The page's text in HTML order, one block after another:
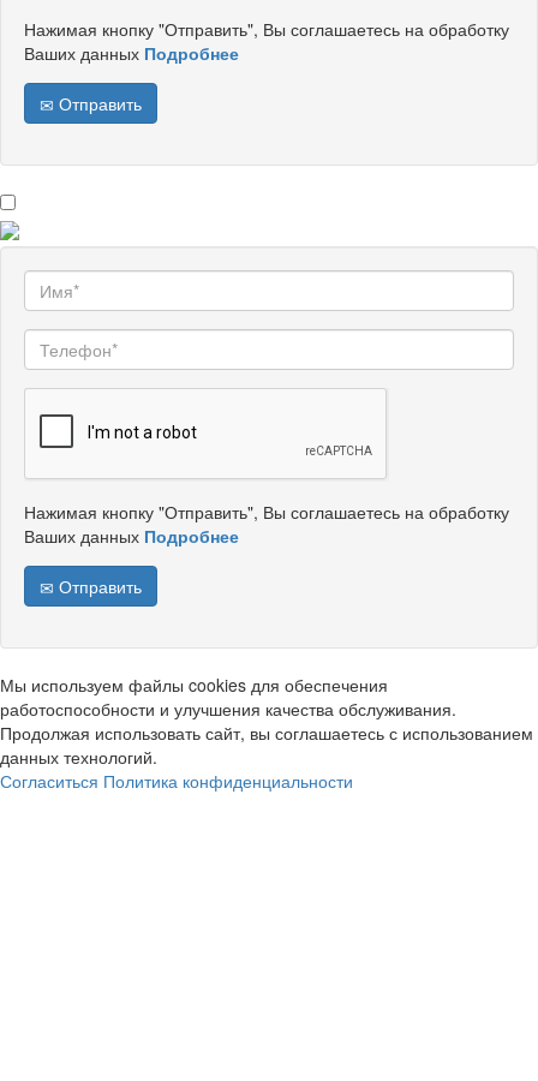
Нажимая кнопку "Отправить", Вы соглашаетесь на обработку
Ваших данных Подробнее
Отправить
Нажимая кнопку "Отправить", Вы соглашаетесь на обработку
Ваших данных Подробнее
Отправить
Мы используем файлы cookies для обеспечения
работоспособности и улучшения качества обслуживания.
Продолжая использовать сайт, вы соглашаетесь с использованием
данных технологий.
Согласиться Политика конфиденциальности